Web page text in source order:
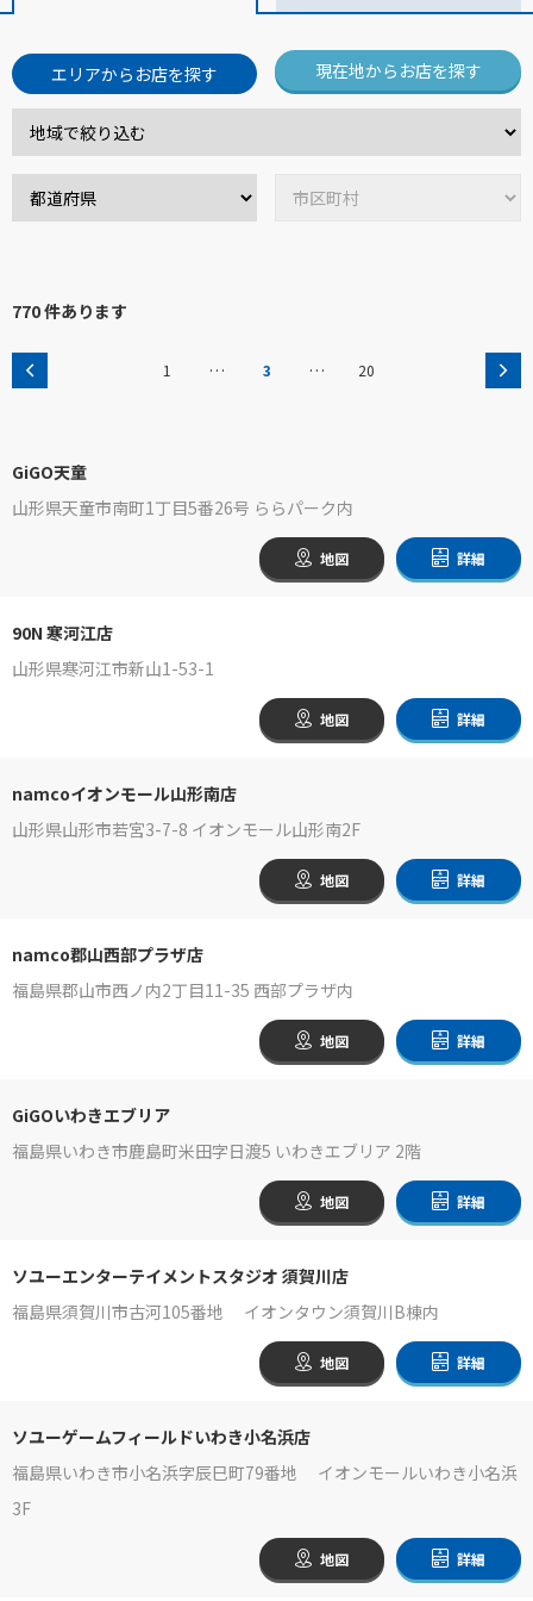
エリアからお店を探す 現在地からお店を探す
770 件あります
1 … 3 … 20
GiGO天童
山形県天童市南町1丁目5番26号 ららパーク内
地図 詳細
90N 寒河江店
山形県寒河江市新山1-53-1
地図 詳細
namcoイオンモール山形南店
山形県山形市若宮3-7-8 イオンモール山形南2F
地図 詳細
namco郡山西部プラザ店
福島県郡山市西ノ内2丁目11-35 西部プラザ内
地図 詳細
GiGOいわきエブリア
福島県いわき市鹿島町米田字日渡5 いわきエブリア 2階
地図 詳細
ソユーエンターテイメントスタジオ 須賀川店
福島県須賀川市古河105番地 イオンタウン須賀川B棟内
地図 詳細
ソユーゲームフィールドいわき小名浜店
福島県いわき市小名浜字辰巳町79番地 イオンモールいわき小名浜
3F
地図 詳細